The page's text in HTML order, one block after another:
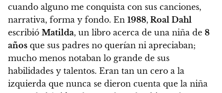
cuando alguno me conquista con sus canciones,
narrativa, forma y fondo. En 1988, Roal Dahl
escribió Matilda, un libro acerca de una niña de 8
años que sus padres no querían ni apreciaban;
mucho menos notaban lo grande de sus
habilidades y talentos. Eran tan un cero a la
izquierda que nunca se dieron cuenta que la niña